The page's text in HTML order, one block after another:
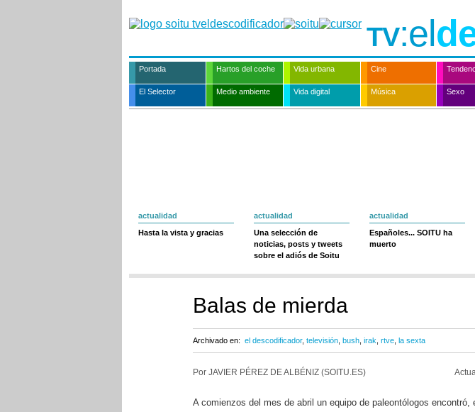
TV:el
Portada Hartos del coche Vida urbana Cine
El Selector Medio ambiente Vida digital Música Sexo
actualidad
Hasta la vista y gracias
actualidad
Una selección de
noticias, posts y tweets
sobre el adiós de Soitu
actualidad
Españoles... SOITU ha
muerto
Balas de mierda
Archivado en: el descodificador, televisión bush irak rtve la sexta
Por JAVIER PÉREZ DE ALBÉNIZ (SOITU.ES)
A comienzos del mes de abril un equipo de paleontólogos encontró,